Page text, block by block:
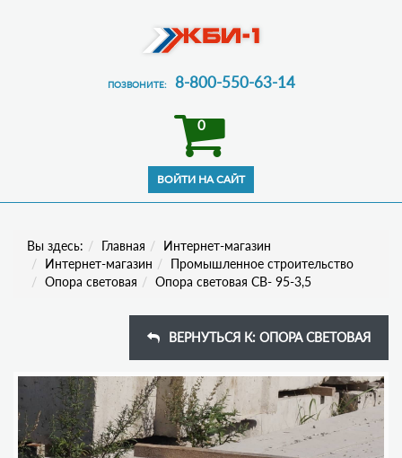
ПОЗВОНИТЕ: 8-800-550-63-14
0
Вы здесь: Главная
Интернет-магазин
Интернет-магазин
Промышленное строительство
Опора световая
Опора световая СВ- 95-3,5
ВЕРНУТЬСЯ К: ОПОРА СВЕТОВАЯ